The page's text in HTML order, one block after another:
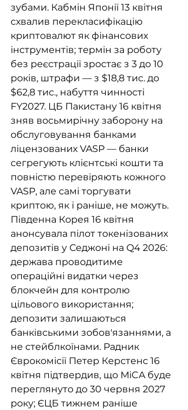
зубами. Кабмін Японії 13 квітня
схвалив перекласифікацію
криптовалют як фінансових
інструментів; термін за роботу
без реєстрації зростає з 3 до 10
років, штрафи — з $18,8 тис. до
$62,8 тис., набуття чинності
FY2027. ЦБ Пакистану 16 квітня
зняв восьмирічну заборону на
обслуговування банками
ліцензованих VASP — банки
сегрегують клієнтські кошти та
повністю перевіряють кожного
VASP, але самі торгувати
криптою, як і раніше, не можуть.
Південна Корея 16 квітня
анонсувала пілот токенізованих
депозитів у Седжоні на Q4 2026:
держава проводитиме
операційні видатки через
блокчейн для контролю
цільового використання;
депозити залишаються
банківськими зобов'язаннями, а
не стейблкоїнами. Радник
Єврокомісії Петер Керстенс 16
квітня підтвердив, що MiCA буде
переглянуто до 30 червня 2027
року; ЄЦБ тижнем раніше